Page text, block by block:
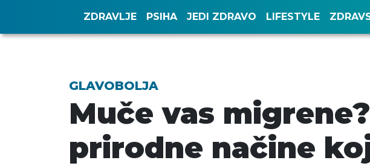
ZDRAVLJE PSIHA JEDI ZDRAVO LIFESTYLE
GLAVOBOLJA
Muče vas
prirodne načine